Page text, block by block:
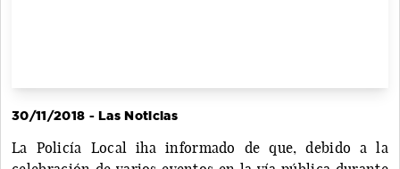
30/11/2018 - Las Noticias
La Policía Local iha informado de que, debido a la